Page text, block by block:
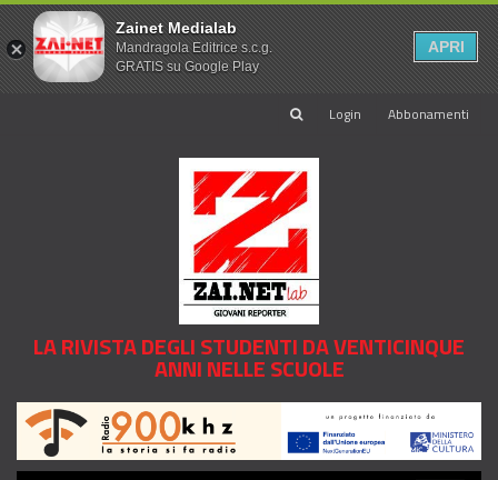
Login Abbonamenti
LA RIVISTA DEGLI STUDENTI DA VENTICINQUE
ANNI NELLE SCUOLE
Zainet Medialab
Mandragola Editrice s.c.g.
GRATIS su Google Play
APRI